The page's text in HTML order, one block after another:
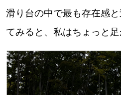
滑り台の中で最も存在感
てみると、私はちょっと